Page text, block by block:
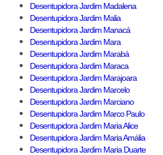
Desentupidora Jardim Madalena
Desentupidora Jardim Malia
Desentupidora Jardim Manacá
Desentupidora Jardim Mara
Desentupidora Jardim Marabá
Desentupidora Jardim Maraca
Desentupidora Jardim Marajoara
Desentupidora Jardim Marcelo
Desentupidora Jardim Marciano
Desentupidora Jardim Marco Paulo
Desentupidora Jardim Maria Alice
Desentupidora Jardim Maria Amália
Desentupidora Jardim Maria Duarte